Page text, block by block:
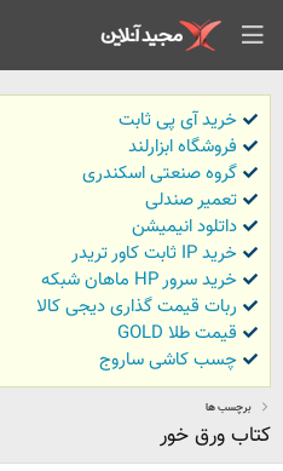
خرید آی پی ثابت
فروشگاه ابزارلند
گروه صنعتی اسکندری
تعمیر صندلی
داتلود انیمیشن
خرید IP ثابت کاور تریدر
خرید سرور HP ماهان شبکه
ربات قیمت گذاری دیجی کالا
قیمت طلا GOLD
چسب کاشی ساروج
برچسب ها
کتاب ورق خور